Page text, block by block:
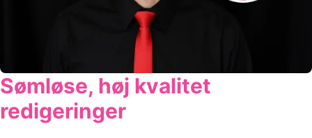
Sømløse, høj kvalitet
redigeringer